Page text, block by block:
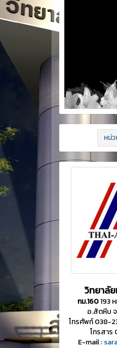
หน่
วิทยาลั
กม.160193
อ.สัตหีบ
โทรศัพท์ 038-
โทรสาร
E-mail :